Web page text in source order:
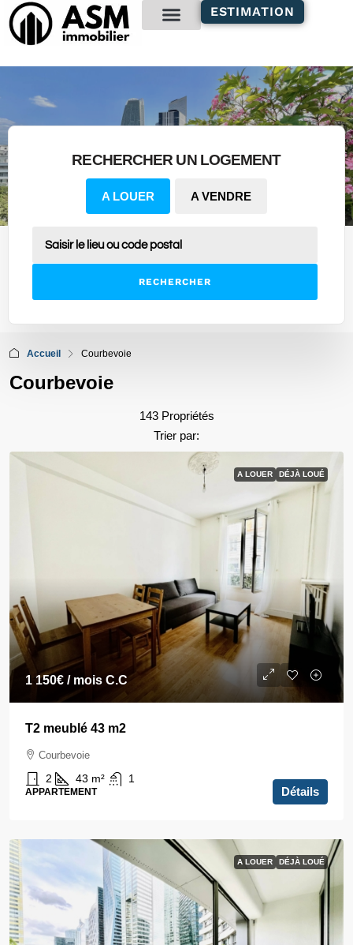
principal
ESTIMATION
RECHERCHER UN LOGEMENT
A LOUER A VENDRE
RECHERCHER
Accueil Courbevoie
Courbevoie
143 Propriétés
Trier par:
A LOUER DÉJÀ LOUÉ
1 150€ / mois C.C
T2 meublé 43 m2
Courbevoie
2 43 m² 1
APPARTEMENT Détails
A LOUER DÉJÀ LOUÉ